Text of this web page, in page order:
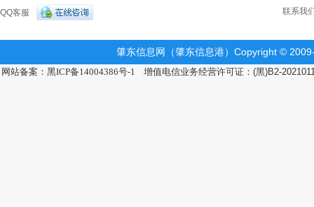
QQ客服
联系我
肇东信息网（肇东信息港）Copyright ©
网站备案：黑ICP备14004386号-1 增值电信业务经营许可证：(黑)B2-